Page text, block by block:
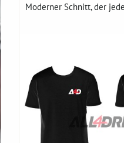
Moderner Schnitt, der